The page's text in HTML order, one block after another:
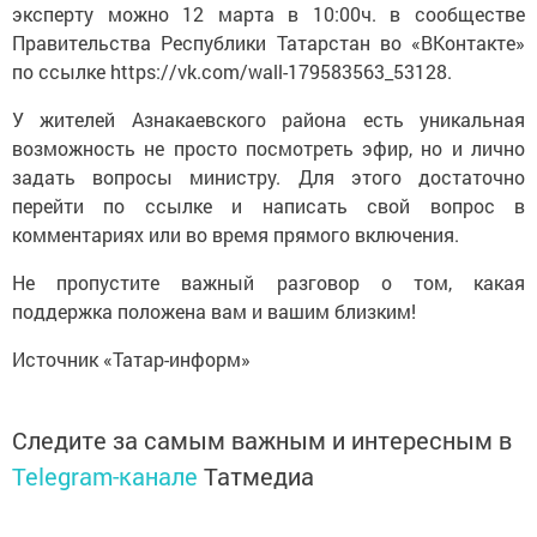
эксперту можно 12 марта в 10:00ч. в сообществе
Правительства Республики Татарстан во «ВКонтакте»
по ссылке https://vk.com/wall-179583563_53128.
У жителей Азнакаевского района есть уникальная
возможность не просто посмотреть эфир, но и лично
задать вопросы министру. Для этого достаточно
перейти по ссылке и написать свой вопрос в
комментариях или во время прямого включения.
Не пропустите важный разговор о том, какая
поддержка положена вам и вашим близким!
Источник «Татар-информ»
Следите за самым важным и интересным в
Telegram-канале Татмедиа